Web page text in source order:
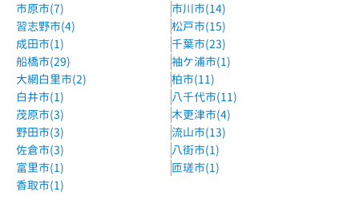
デジタルステーション習志野校
新京成電鉄新京成線 習志野駅 徒歩1分
湘南ゼミナール西船橋校
西船橋駅より徒歩6分。デニーズさんの向かい。
湘南ゼミナール船橋校
JR総武線・東武野田線「船橋駅」北口徒歩５分。
湘南ゼミナール薬園台校
京成電鉄松戸線 五香駅 徒歩1分
市原市(7)
市川市(14)
習志野市(4)
松戸市(15)
成田市(1)
千葉市(23)
船橋市(29)
袖ケ浦市(1)
大網白里市(2)
柏市(11)
白井市(1)
八千代市(11)
茂原市(3)
木更津市(4)
野田市(3)
流山市(13)
佐倉市(3)
八街市(1)
富里市(1)
匝瑳市(1)
香取市(1)